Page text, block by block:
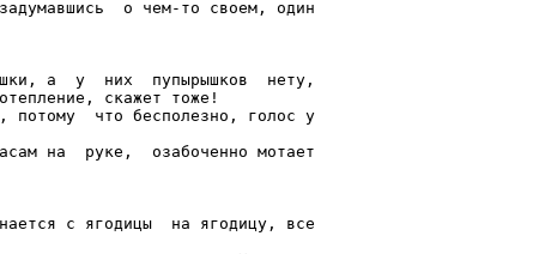
о чем-то своем, один
а  у  них  пупырышков  нету,
скажет тоже!
потому  что бесполезно, голос у
на  руке,  озабоченно мотает
с ягодицы  на ягодицу, все